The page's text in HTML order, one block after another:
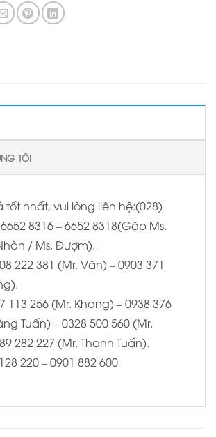
TÔI
nhất, vui lòng liên hệ:(028)
8316 – 6652 8318(Gặp Ms.
/ Ms. Đượm).
222 381 (Mr. Văn) – 0903 371
113 256 (Mr. Khang) – 0938 376
Tuấn) – 0328 500 560 (Mr.
282 227 (Mr. Thanh Tuấn).
220 – 0901 882 600